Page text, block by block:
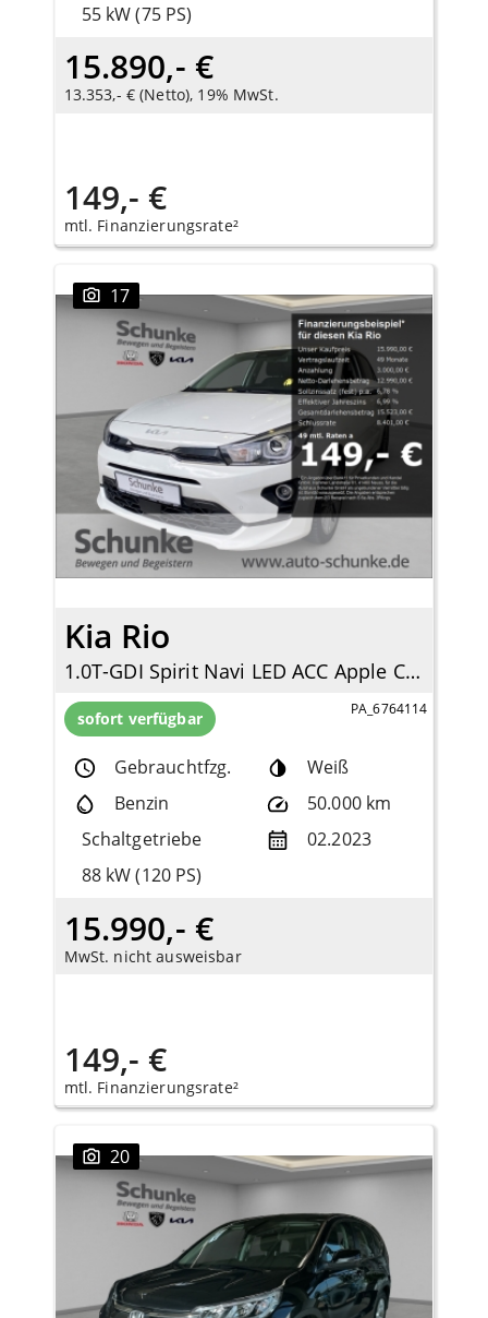
55 kW (75 PS)
15.890,- €
13.353,- € (Netto), 19% MwSt.
149,- €
mtl. Finanzierungsrate²
17
Kia Rio
1.0T-GDI Spirit Navi LED ACC Apple CarPlay Android Auto Klimaautom DAB SHZ LenkradHZG
sofort verfügbar PA_6764114
Gebrauchtfzg.
Weiß
Benzin
50.000 km
Schaltgetriebe
02.2023
88 kW (120 PS)
15.990,- €
MwSt. nicht ausweisbar
149,- €
mtl. Finanzierungsrate²
20